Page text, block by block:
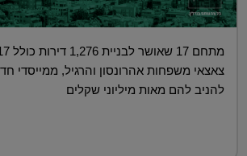
צאצאי משפחות אהרונסון והרגיל, ממייסדי
להניב להם מאות מיליוני שקלים